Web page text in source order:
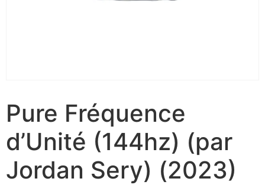
Pure Fréquence
d’Unité (144hz) (par
Jordan Sery) (2023)